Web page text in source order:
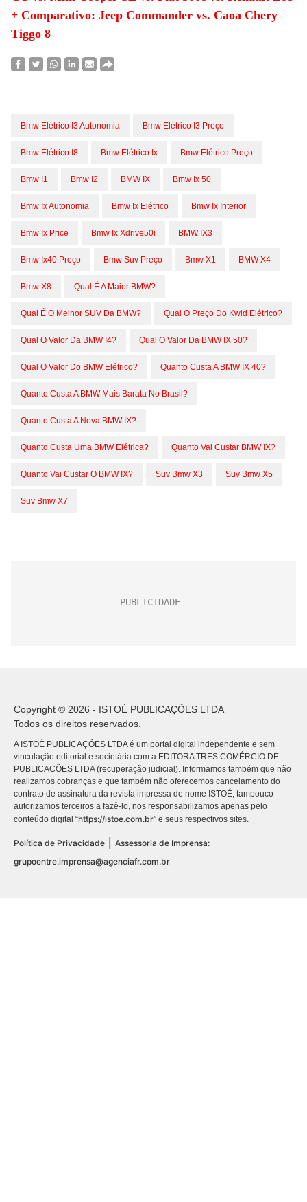
+ Comparativo: Jeep Commander vs. Caoa Chery
Tiggo 8
Bmw Elétrico I3 Autonomia Bmw Elétrico I3 Preço
Bmw Elétrico I8 Bmw Elétrico Ix Bmw Elétrico Preço
Bmw I1 Bmw I2 BMW IX Bmw Ix 50
Bmw Ix Autonomia Bmw Ix Elétrico Bmw Ix Interior
Bmw Ix Price Bmw Ix Xdrive50i BMW IX3
Bmw Ix40 Preço Bmw Suv Preço Bmw X1 BMW X4
Bmw X8 Qual É A Maior BMW?
Qual É O Melhor SUV Da BMW? Qual O Preço Do Kwid Elétrico?
Qual O Valor Da BMW I4? Qual O Valor Da BMW IX 50?
Qual O Valor Do BMW Elétrico? Quanto Custa A BMW IX 40?
Quanto Custa A BMW Mais Barata No Brasil?
Quanto Custa A Nova BMW IX?
Quanto Custa Uma BMW Elétrica? Quanto Vai Custar BMW IX?
Quanto Vai Custar O BMW IX? Suv Bmw X3 Suv Bmw X5
Suv Bmw X7
Copyright © 2026 - ISTOÉ PUBLICAÇÕES LTDA
Todos os direitos reservados.
A ISTOÉ PUBLICAÇÕES LTDA é um portal digital independente e sem
vinculação editorial e societária com a EDITORA TRES COMÉRCIO DE
PUBLICACÕES LTDA (recuperação judicial). Informamos também que não
realizamos cobranças e que também não oferecemos cancelamento do
contrato de assinatura da revista impressa de nome ISTOÉ, tampouco
autorizamos terceiros a fazê-lo, nos responsabilizamos apenas pelo
conteúdo digital “https://istoe.com.br” e seus respectivos sites.
Política de Privacidade | Assessoria de Imprensa:
grupoentre.imprensa@agenciafr.com.br